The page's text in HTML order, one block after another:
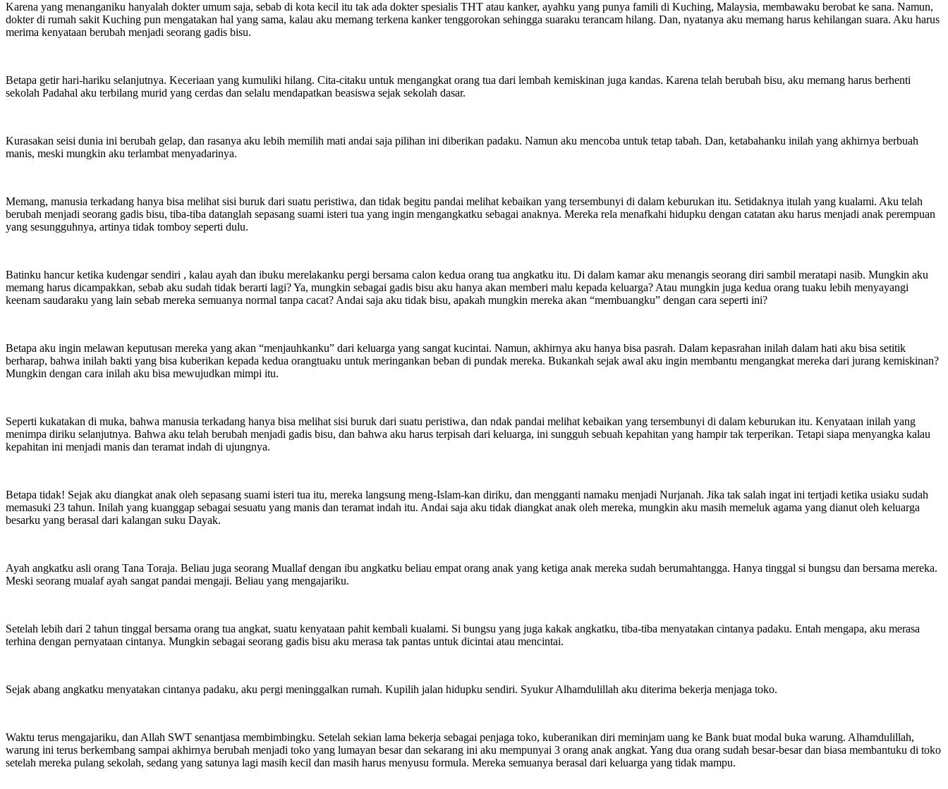
Karena yang menanganiku hanyalah dokter umum saja, sebab di kota kecil itu tak ada dokter spesialis THT atau kanker, ayahku yang punya famili di Kuching, Malaysia, membawaku berobat ke sana. Namun,
dokter di rumah sakit Kuching pun mengatakan hal yang sama, kalau aku memang terkena kanker tenggorokan sehingga suaraku terancam hilang. Dan, nyatanya aku memang harus kehilangan suara. Aku harus
merima kenyataan berubah menjadi seorang gadis bisu.
Betapa getir hari-hariku selanjutnya. Keceriaan yang kumuliki hilang. Cita-citaku untuk mengangkat orang tua dari lembah kemiskinan juga kandas. Karena telah berubah bisu, aku memang harus berhenti
sekolah Padahal aku terbilang murid yang cerdas dan selalu mendapatkan beasiswa sejak sekolah dasar.
Kurasakan seisi dunia ini berubah gelap, dan rasanya aku lebih memilih mati andai saja pilihan ini diberikan padaku. Namun aku mencoba untuk tetap tabah. Dan, ketabahanku inilah yang akhirnya berbuah
manis, meski mungkin aku terlambat menyadarinya.
Memang, manusia terkadang hanya bisa melihat sisi buruk dari suatu peristiwa, dan tidak begitu pandai melihat kebaikan yang tersembunyi di dalam keburukan itu. Setidaknya itulah yang kualami. Aku telah
berubah menjadi seorang gadis bisu, tiba-tiba datanglah sepasang suami isteri tua yang ingin mengangkatku sebagai anaknya. Mereka rela menafkahi hidupku dengan catatan aku harus menjadi anak perempuan
yang sesungguhnya, artinya tidak tomboy seperti dulu.
Batinku hancur ketika kudengar sendiri , kalau ayah dan ibuku merelakanku pergi bersama calon kedua orang tua angkatku itu. Di dalam kamar aku menangis seorang diri sambil meratapi nasib. Mungkin aku
memang harus dicampakkan, sebab aku sudah tidak berarti lagi? Ya, mungkin sebagai gadis bisu aku hanya akan memberi malu kepada keluarga? Atau mungkin juga kedua orang tuaku lebih menyayangi
keenam saudaraku yang lain sebab mereka semuanya normal tanpa cacat? Andai saja aku tidak bisu, apakah mungkin mereka akan “membuangku” dengan cara seperti ini?
Betapa aku ingin melawan keputusan mereka yang akan “menjauhkanku” dari keluarga yang sangat kucintai. Namun, akhirnya aku hanya bisa pasrah. Dalam kepasrahan inilah dalam hati aku bisa setitik
berharap, bahwa inilah bakti yang bisa kuberikan kepada kedua orangtuaku untuk meringankan beban di pundak mereka. Bukankah sejak awal aku ingin membantu mengangkat mereka dari jurang kemiskinan?
Mungkin dengan cara inilah aku bisa mewujudkan mimpi itu.
Seperti kukatakan di muka, bahwa manusia terkadang hanya bisa melihat sisi buruk dari suatu peristiwa, dan ndak pandai melihat kebaikan yang tersembunyi di dalam keburukan itu. Kenyataan inilah yang
menimpa diriku selanjutnya. Bahwa aku telah berubah menjadi gadis bisu, dan bahwa aku harus terpisah dari keluarga, ini sungguh sebuah kepahitan yang hampir tak terperikan. Tetapi siapa menyangka kalau
kepahitan ini menjadi manis dan teramat indah di ujungnya.
Betapa tidak! Sejak aku diangkat anak oleh sepasang suami isteri tua itu, mereka langsung meng-Islam-kan diriku, dan mengganti namaku menjadi Nurjanah. Jika tak salah ingat ini tertjadi ketika usiaku sudah
memasuki 23 tahun. Inilah yang kuanggap sebagai sesuatu yang manis dan teramat indah itu. Andai saja aku tidak diangkat anak oleh mereka, mungkin aku masih memeluk agama yang dianut oleh keluarga
besarku yang berasal dari kalangan suku Dayak.
Ayah angkatku asli orang Tana Toraja.️ Beliau juga seorang Muallaf dengan ibu angkatku beliau empat orang anak yang ketiga anak mereka sudah berumahtangga. Hanya tinggal si bungsu dan bersama mereka.
Meski seorang mualaf ayah sangat pandai mengaji. Beliau yang mengajariku.
Setelah lebih dari 2 tahun tinggal bersama orang tua angkat, suatu kenyataan pahit kembali kualami. Si bungsu yang juga kakak angkatku, tiba-tiba menyatakan cintanya padaku. Entah mengapa, aku merasa
terhina dengan pernyataan cintanya. Mungkin sebagai seorang gadis bisu aku merasa tak pantas untuk dicintai atau mencintai.
Sejak abang angkatku menyatakan cintanya padaku, aku pergi meninggalkan rumah. Kupilih jalan hidupku sendiri. Syukur Alhamdulillah aku diterima bekerja menjaga toko.
Waktu terus mengajariku, dan Allah SWT senantjasa membimbingku. Setelah sekian lama bekerja sebagai penjaga toko, kuberanikan diri meminjam uang ke Bank buat modal buka warung. Alhamdulillah,
warung ini terus berkembang sampai akhirnya berubah menjadi toko yang lumayan besar dan sekarang ini aku mempunyai 3 orang anak angkat. Yang dua orang sudah besar-besar dan biasa membantuku di toko
setelah mereka pulang sekolah, sedang yang satunya lagi masih kecil dan masih harus menyusu formula. Mereka semuanya berasal dari keluarga yang tidak mampu.